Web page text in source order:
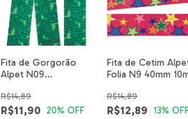
Fita de Gorgorão
Alpet N09
R$11,90
R$14,89
20% OFF
Fita de Cetim
Folia N9 40mm
R$12,89
R$14,89
13%